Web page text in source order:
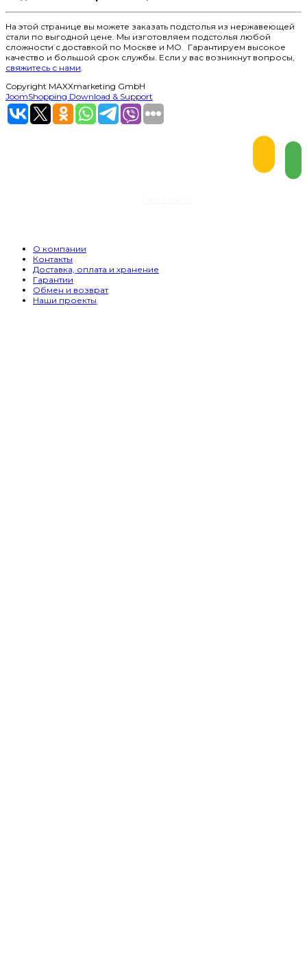
На этой странице вы можете заказать подстолья из нержавеющей
стали по выгодной цене. Мы изготовляем подстолья любой
сложности с доставкой по Москве и МО. Гарантируем высокое
качество и большой срок службы. Если у вас возникнут вопросы,
свяжитесь с нами
Copyright MAXXmarketing GmbH
JoomShopping Download & Support
О компании
Контакты
Доставка, оплата и хранение
Гарантии
Обмен и возврат
Наши проекты